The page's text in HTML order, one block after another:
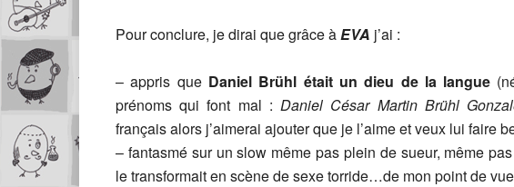
Pour conclure, je dirai que grâce àEVA j’ai :
– appris que Daniel Brühl était un dieu de la langue
prénoms qui font mal :Daniel César Martin Brühl
français alors j’aimerai ajouter que je l’aime et veux lui faire
– fantasmé sur un slow même pas plein de sueur, même
le transformait en scène de sexe torride…de mon point de